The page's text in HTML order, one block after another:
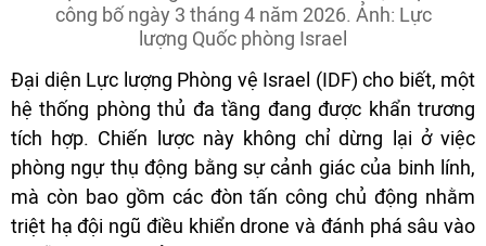
công bố ngày 3 tháng 4 năm 2026. Ảnh: Lực
lượng Quốc phòng Israel
Đại diện Lực lượng Phòng vệ Israel (IDF) cho biết, một
hệ thống phòng thủ đa tầng đang được khẩn trương
tích hợp. Chiến lược này không chỉ dừng lại ở việc
phòng ngự thụ động bằng sự cảnh giác của binh lính,
mà còn bao gồm các đòn tấn công chủ động nhằm
triệt hạ đội ngũ điều khiển drone và đánh phá sâu vào